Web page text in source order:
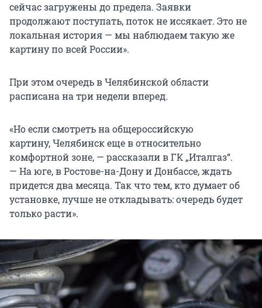
сейчас загружены до предела. Заявки
продолжают поступать, поток не иссякает. Это не
локальная история — мы наблюдаем такую же
картину по всей России».
При этом очередь в Челябинской области
расписана на три недели вперед.
«Но если смотреть на общероссийскую
картину, Челябинск еще в относительно
комфортной зоне, — рассказали в ГК „Италгаз“.
— На юге, в Ростове-на-Дону и Донбассе, ждать
придется два месяца. Так что тем, кто думает об
установке, лучше не откладывать: очередь будет
только расти».